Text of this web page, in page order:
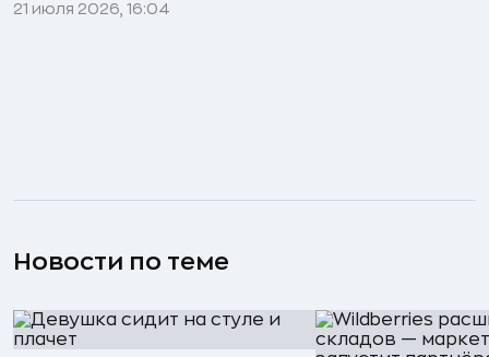
21 июля 2026, 16:04
Новости по теме